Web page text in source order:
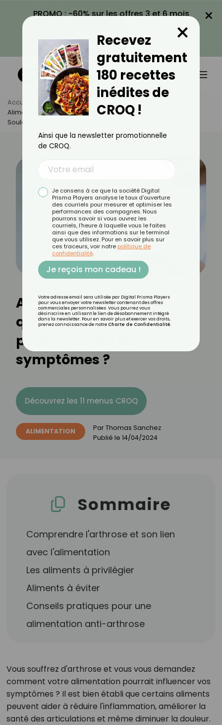
PROMO : -60% sur les offres 3 et 6 mois
VOIR LA PROMO
×
Accueil Actus
Alimentation
Alimentation Et Arthrose : Quels Aliments Privilégier Pour
Soulager Les Symptômes ?
Alimentation et arthrose :
quels aliments privilégier
pour soulager les
symptômes ?
Découvrez les 11 menus CROQ
ALIMENTATION ParThomas Sanchez
Publié le 14/04/2024
Sommaire
Comprendre l'arthrose et son lien
avec l'alimentation
Les aliments à privilégier
Aliments à éviter
Conseils pratiques pour une
alimentation anti-arthrose
Vous souffrez d'arthrose et vous vous demandez
comment votre alimentation pourrait influencer vos
symptômes ? Il est bien établi que certains aliments
peuvent aider à réduire l'inflammation, améliorer la
santé des articulations et même diminuer la douleur.
Recevez
gratuitement
180 recettes
inédites de
CROQ !
×
Ainsi que la newsletter promotionnelle
de CROQ.
Je consens à ce que la société Digital
Prisma Players analyse le taux d'ouverture
des courriels pour mesurer et optimiser les
performances des campagnes. Nous
pourrons savoir si vous ouvrez les
courriels, l'heure à laquelle vous le faites
ainsi que des informations sur le terminal
que vous utilisez. Pour en savoir plus sur
ces traceurs, voir notre politique de
confidentialité.
Je reçois mon cadeau !
Votre adresse email sera utilisée par Digital Prisma Players
pour vous envoyer votre newsletter contenant des offres
commerciales personnalisées. Vous pourrez vous
désinscrire en utilisant le lien de désabonnement intégré
dans la newsletter. Pour en savoir plus et exercer vos droits,
prenez connaissance de notre Charte de Confidentialité.